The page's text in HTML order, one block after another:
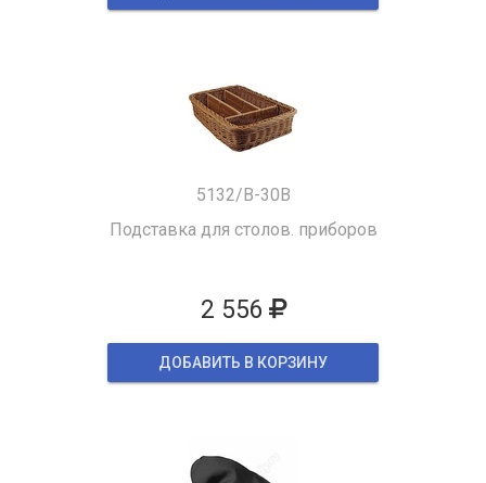
5132/B-30B
Подставка для столов. приборов
2 556
ДОБАВИТЬ В КОРЗИНУ